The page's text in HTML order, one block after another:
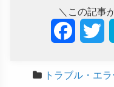
＼この記事
c
i
トラブル・エ